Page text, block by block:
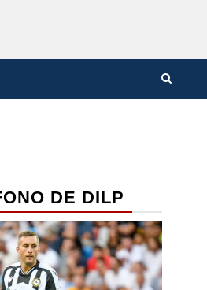
DE DILP